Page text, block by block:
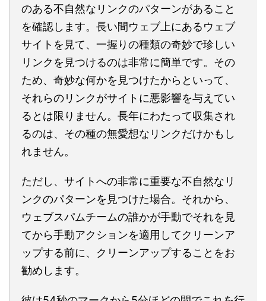
のある不自然なリンクのパターンがあること
を確認します。長い間ウェブ上にあるウェブ
サイトを見て、一握りの種類の奇妙で珍しい
リンクを見つけるのは非常に簡単です。その
ため、奇妙な何かを見つけたからといって、
それらのリンクがサイトに悪影響を与えてい
るとは限りません。長年にわたって収集され
るのは、その種の無愛想なリンクだけかもし
れません。
ただし、サイトへの非常に重要な不自然なリ
ンクのパターンを見つけた場合。それから、
ウェブスパムチームの誰かが手動でそれを見
てから手動アクションを適用してクリーンア
ップする前に、クリーンアップすることをお
勧めします。